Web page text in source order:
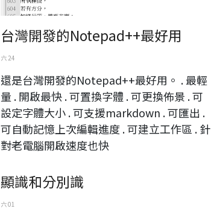
台灣開發的Notepad++最好用
六 24
還是台灣開發的Notepad++最好用。 . 最輕
量 . 開啟最快 . 可置換字體 . 可更換佈景 . 可
設定字體大小 . 可支援markdown . 可匯出 .
可自動記憶上次編輯進度 . 可建立工作區 . 針
對老電腦開啟速度也快
顯識和分別識
六 01